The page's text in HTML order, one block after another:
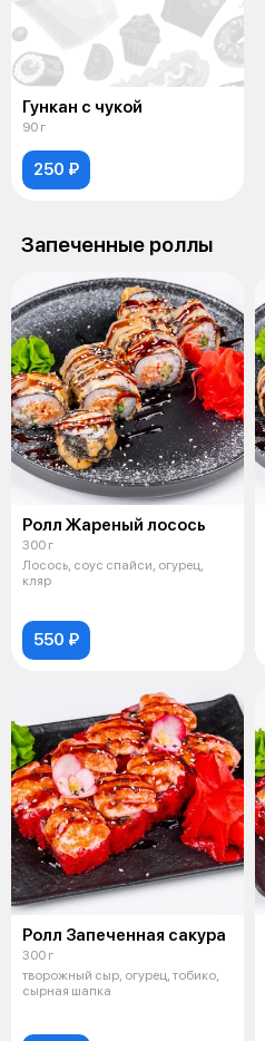
Гункан с чукой
90 г
250 ₽
Запеченные роллы
Ролл Жареный лосось
300 г
Лосось, соус спайси, огурец,
кляр
550 ₽
Ролл Запеченная сакура
300 г
творожный сыр, огурец, тобико,
сырная шапка